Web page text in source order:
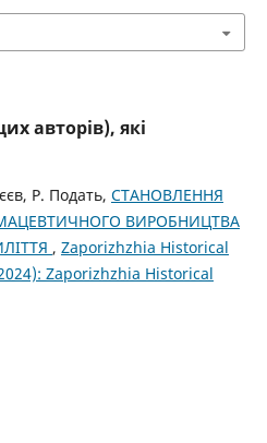
авторів), які
Р. Подать, СТАНОВЛЕННЯ
ВИРОБНИЦТВА
, Zaporizhzhia Historical
Zaporizhzhia Historical